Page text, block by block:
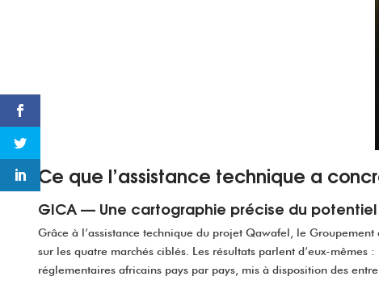
Ce que l’assistance technique a
GICA — Une cartographie précise du
Grâce à l’assistance technique du projet Qawafel, le
sur les quatre marchés ciblés. Les résultats parlent d’eux-mêmes :
réglementaires africains pays par pays, mis à disposition des